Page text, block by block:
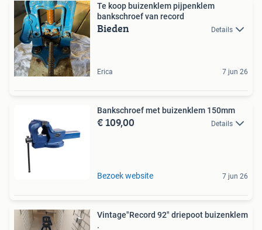
Te koop buizenklem pijpenklem
bankschroef van record
Bieden Details
Erica 7 jun 26
Bankschroef met buizenklem 150mm
€ 109,00 Details
Bezoek website 7 jun 26
Vintage"Record 92" driepoot buizenklem
.